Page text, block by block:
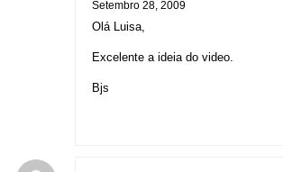
Setembro 28, 2009
Olá Luisa,
Excelente a ideia do video.
Bjs